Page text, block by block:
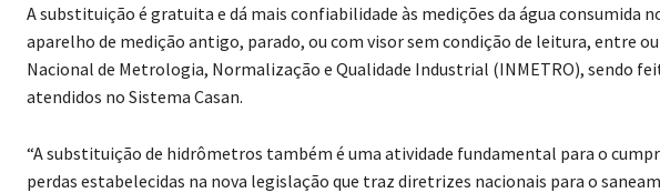
A substituição é gratuita e dá mais confiabilidade às medições da água consumida
aparelho de medição antigo, parado, ou com visor sem condição de leitura, entre
Nacional de Metrologia, Normalização e Qualidade Industrial (INMETRO), sendo
atendidos no Sistema Casan.
“A substituição de hidrômetros também é uma atividade fundamental para o
perdas estabelecidas na nova legislação que traz diretrizes nacionais para o